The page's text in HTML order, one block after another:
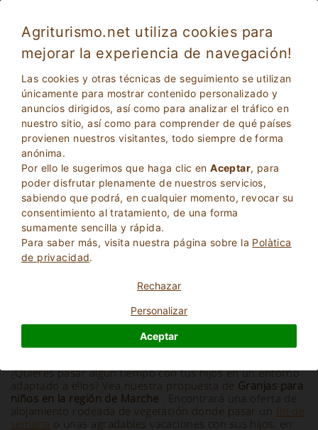
Agriturismo.net utiliza cookies para
mejorar la experiencia de navegación!
Las cookies y otras técnicas de seguimiento se utilizan
únicamente para mostrar contenido personalizado y
anuncios dirigidos, así como para analizar el tráfico en
nuestro sitio, así como para comprender de qué países
provienen nuestros visitantes, todo siempre de forma
anónima.
Por ello le sugerimos que haga clic enAceptar, para
poder disfrutar plenamente de nuestros servicios,
sabiendo que podrá, en cualquier momento, revocar su
consentimiento al tratamiento, de una forma
sumamente sencilla y rápida.
Para saber más, visita nuestra página sobre la Polà­tica
de privacidad.
Rechazar
Personalizar
Aceptar
Vacaciones en familia: Casa de campo para
niños en las Marcas
2Adultos
0Niños BÚSQUEDA
Información y descripción
¿Quieres pasar algún tiempo con tus hijos en un entorno
adaptado a ellos? Vea nuestra propuesta de Granjas para
niños en la región de Marche . Encontrará una oferta de
alojamiento rodeada de vegetación donde pasar un fin de
semana o unas agradables vacaciones con sus hijos, en